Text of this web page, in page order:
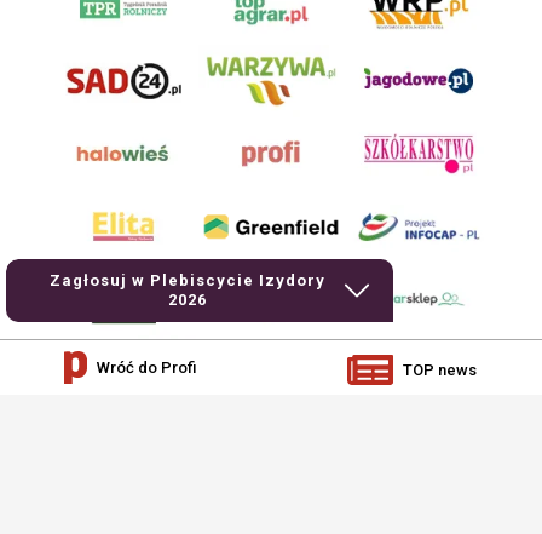
Zagłosuj w Plebiscycie Izydory
2026
Wróć do Profi TOP news